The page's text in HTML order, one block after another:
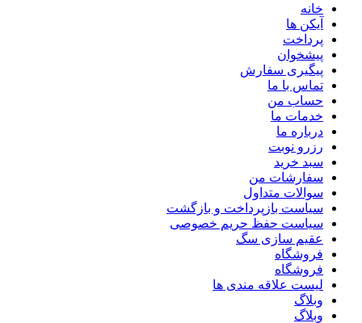
خانه
آیکن ها
پرداخت
پیشخوان
پیگیری سفارش
تماس با ما
حساب من
خدمات ما
درباره ما
رزرو نوبت
سبد خرید
سفارشات من
سوالات متداول
سیاست بازپرداخت و بازگشت
سیاست حفظ حریم خصوصی
عقیم سازی سگ
فروشگاه
فروشگاه
لیست علاقه مندی ها
وبلاگ
وبلاگ